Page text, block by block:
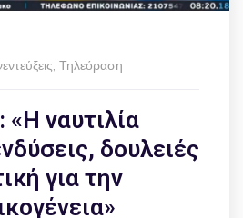
Τηλεόραση
«Η ναυτιλία
δουλειές
για την